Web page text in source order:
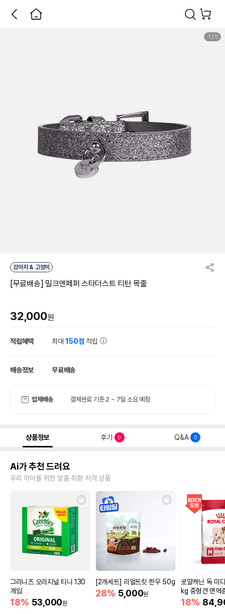
1 / 1
강아지 & 고양이
[무료배송] 밀크앤페퍼 스타더스트 티탄 목줄
32,000원
적립혜택 최대150점 적립
배송정보 무료배송
업체배송 결제완료 기준 2 ~ 7일 소요 예정
상품정보 후기 0 Q&A 0
Ai가 추천 드려요
우리 아이를 위한 맞춤 취향 저격 상품
그리니즈 오리지널 티니 130
개입
18% 53,000원
[2개세트] 리얼트릿 한우 50g
28% 5,000원
로얄캐닌 독 미
kg 중형견 면역
18%